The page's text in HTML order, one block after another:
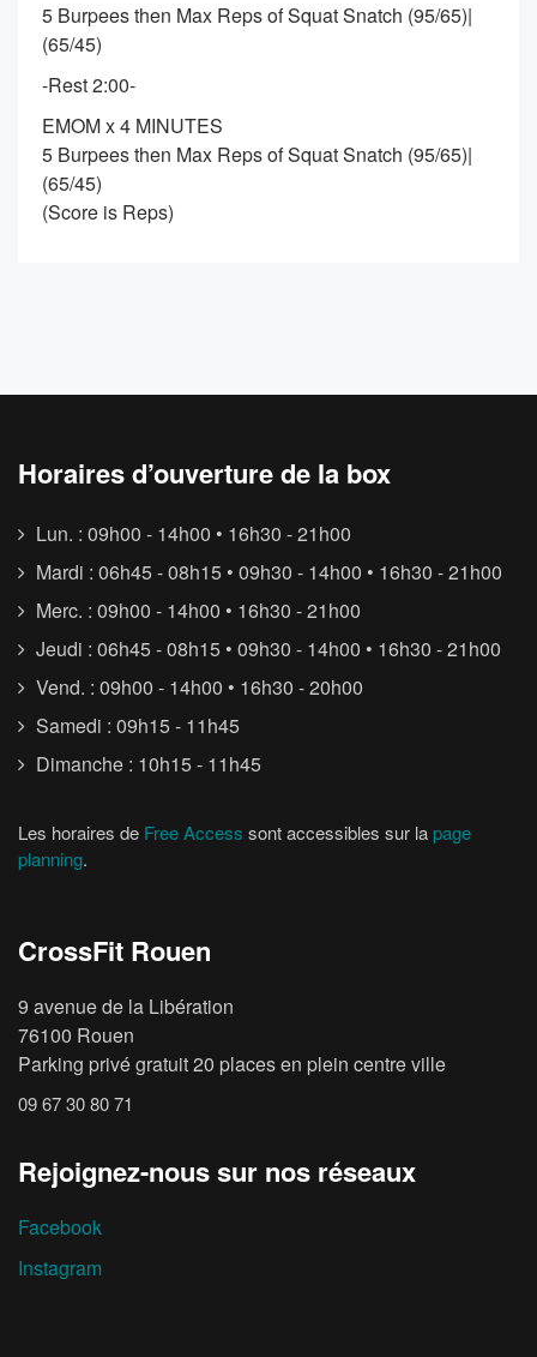
5 Burpees then Max Reps of Squat Snatch (95/65)|
(65/45)
-Rest 2:00-
EMOM x 4 MINUTES
5 Burpees then Max Reps of Squat Snatch (95/65)|
(65/45)
(Score is Reps)
Horaires d’ouverture de la box
Lun. : 09h00 - 14h00 • 16h30 - 21h00
Mardi : 06h45 - 08h15 • 09h30 - 14h00 • 16h30 - 21h00
Merc. : 09h00 - 14h00 • 16h30 - 21h00
Jeudi : 06h45 - 08h15 • 09h30 - 14h00 • 16h30 - 21h00
Vend. : 09h00 - 14h00 • 16h30 - 20h00
Samedi : 09h15 - 11h45
Dimanche : 10h15 - 11h45
Les horaires de Free Access sont accessibles sur la page
planning.
CrossFit Rouen
9 avenue de la Libération
76100 Rouen
Parking privé gratuit 20 places en plein centre ville
09 67 30 80 71
Rejoignez-nous sur nos réseaux
Facebook
Instagram